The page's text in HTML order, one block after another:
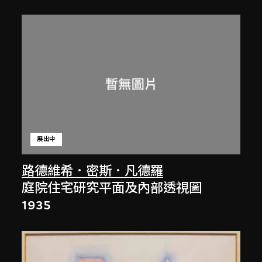
路德維希．密斯．凡德羅
展出中
庭院住宅研究平面及內部透視圖
1935